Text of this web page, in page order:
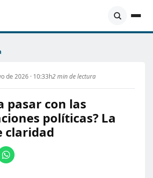
de 2026 · 10:33h2 min de lectura
pasar con las
políticas? La
claridad